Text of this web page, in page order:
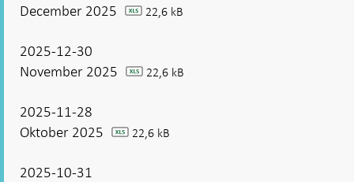
December 2025 xlsx 22,6 kB
2025-12-30
November 2025 xlsx 22,6 kB
2025-11-28
Oktober 2025 xlsx 22,6 kB
2025-10-31